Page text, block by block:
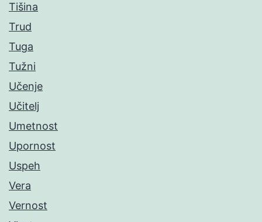
Tišina
Trud
Tuga
Tužni
Učenje
Učitelj
Umetnost
Upornost
Uspeh
Vera
Vernost